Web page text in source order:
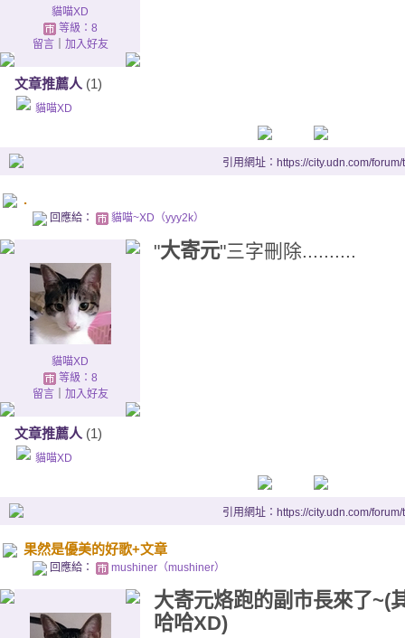
貓喵XD
等級：8
留言｜ 加入好友
文章推薦人 (1)
貓喵XD
引用網址：https://city.udn.com/
.
回應給： 貓喵~XD（yyy2k）
貓喵XD
等級：8
留言｜ 加入好友
文章推薦人 (1)
貓喵XD
"大寄元"三字刪除..........
引用網址：https://city.udn.com/
果然是優美的好歌+文章
回應給： mushiner（mushiner）
大寄元烙跑的副市長來了~(
哈哈XD)